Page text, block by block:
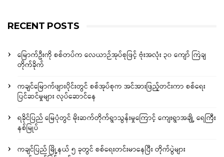
RECENT POSTS
မြောက်ဦးကို စစ်တပ်က လေယာဉ်အုပ်စုဖြင့် ဗုံးအလုံး ၃၀ ကျော် ကြဲချ
တိုက်ခိုက်
ကချင်မြောက်ဖျားပိုင်းတွင် စစ်အုပ်စုက အင်အားဖြည့်တင်းကာ စစ်ရေး
ပြင်ဆင်မှုများ လုပ်ဆောင်နေ
ရခိုင်ပြည် မြေပုံတွင် မိုးဆက်တိုက်ရွာသွန်းမှုကြောင့် ကျေးရွာအချို့ ရေကြီး
နစ်မြုပ်
ကချင်ပြည် မြို့နယ် ၅ ခုတွင် စစ်ရေးတင်းမာနေပြီး တိုက်ပွဲများ